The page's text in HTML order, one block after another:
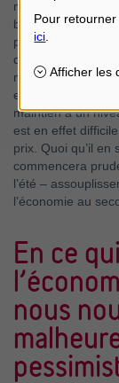
marchés partant
bientôt assouplir
peu calmées ces
directeur au
marchés. En effet,
est même repartie
maintien à un
est en effet
prix. Quoi qu’il
commencera
l’été –
l’économie au
En ce
nous